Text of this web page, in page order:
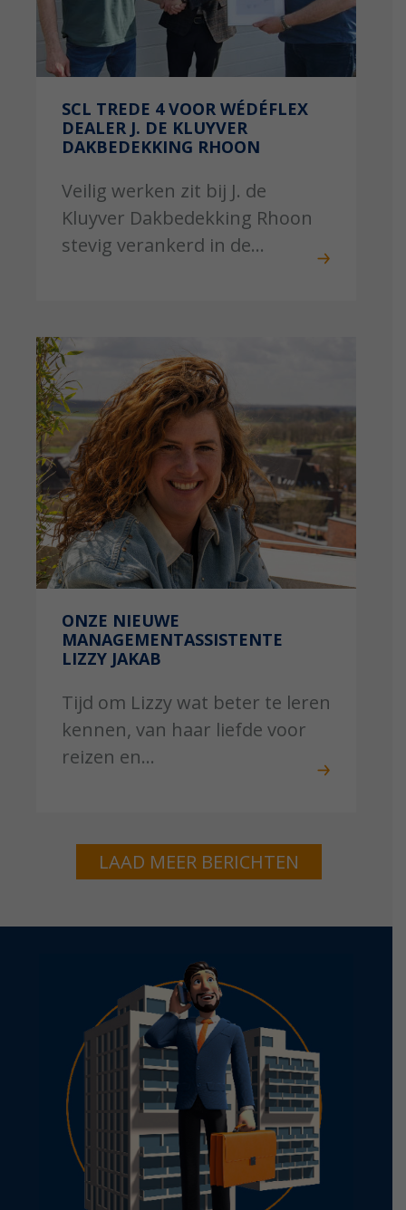
SCL TREDE 4 VOOR WÉDÉFLEX
DEALER J. DE KLUYVER
DAKBEDEKKING RHOON
Veilig werken zit bij J. de
Kluyver Dakbedekking Rhoon
stevig verankerd in de...
ONZE NIEUWE
MANAGEMENTASSISTENTE
LIZZY JAKAB
Tijd om Lizzy wat beter te leren
kennen, van haar liefde voor
reizen en...
LAAD MEER BERICHTEN